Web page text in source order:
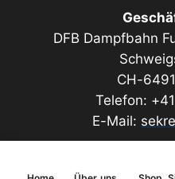
DFB Dampfbahn
CH-
Telefon:
E-Mail: